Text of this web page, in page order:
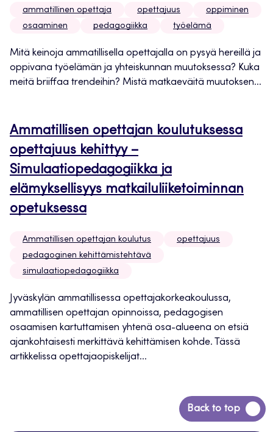
ammatillinen opettaja opettajuus
oppiminen
osaaminen
pedagogiikka työelämä
Mitä keinoja ammatillisella opettajalla on pysyä hereillä ja
oppivana työelämän ja yhteiskunnan muutoksessa? Kuka
meitä briiffaa trendeihin? Mistä matkaeväitä muutoksen...
Ammatillisen opettajan koulutuksessa
opettajuus kehittyy –
Simulaatiopedagogiikka ja
elämyksellisyys matkailuliiketoiminnan
opetuksessa
Ammatillisen opettajan koulutus
opettajuus
pedagoginen kehittämistehtävä
simulaatiopedagogiikka
Jyväskylän ammatillisessa opettajakorkeakoulussa,
ammatillisen opettajan opinnoissa, pedagogisen
osaamisen kartuttamisen yhtenä osa-alueena on etsiä
ajankohtaisesti merkittävä kehittämisen kohde. Tässä
artikkelissa opettajaopiskelijat...
Back to top
Siirry
takaisin